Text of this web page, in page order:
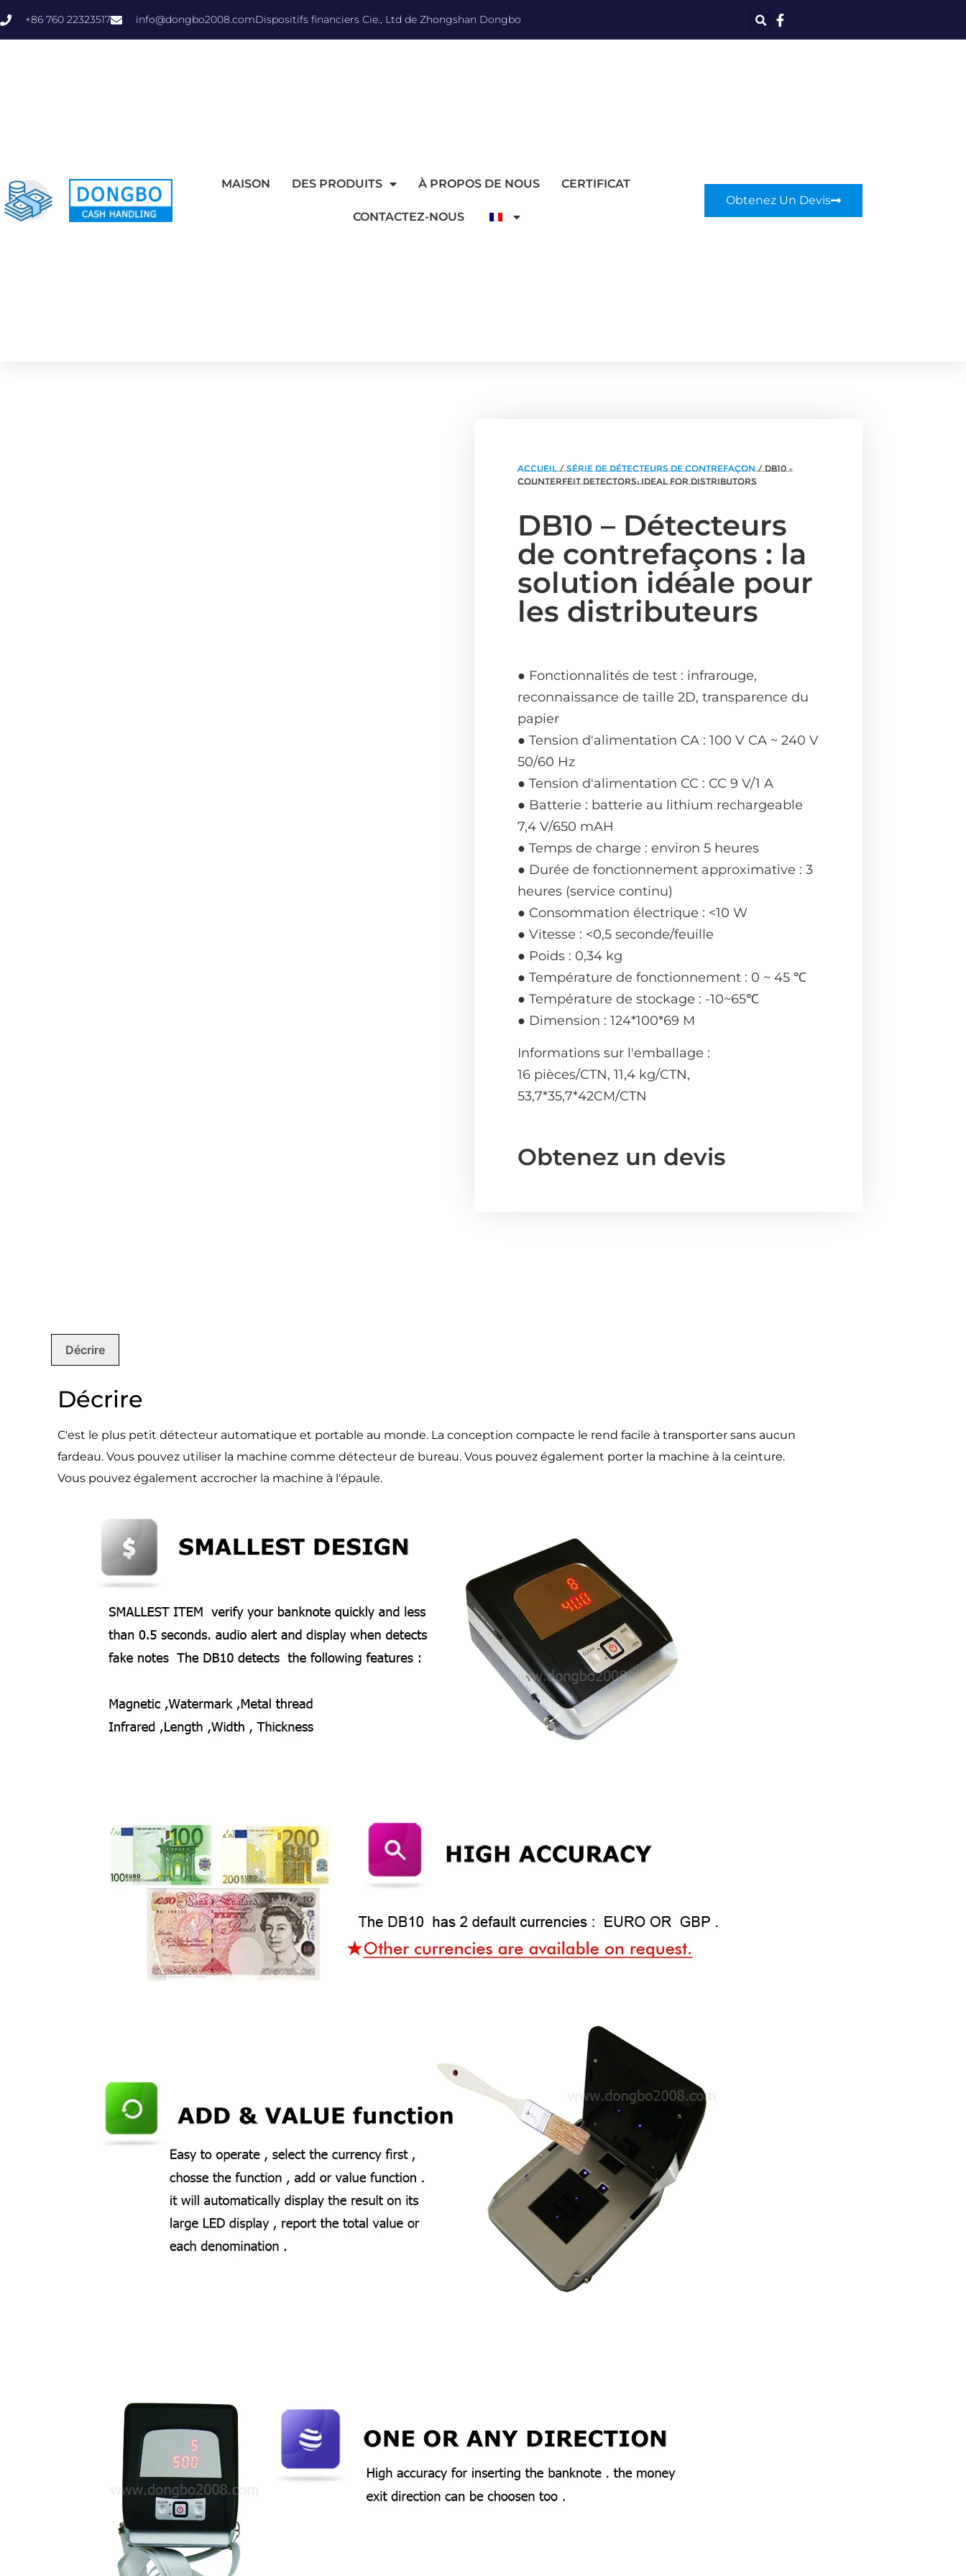
+86 760 22323517 info@dongbo2008.comDispositifs financiers Cie., Ltd de Zhongshan Dongbo
MAISON DES PRODUITS À PROPOS DE NOUS CERTIFICAT
CONTACTEZ-NOUS
Obtenez Un Devis
Accueil/Série de détecteurs de contrefaçon/ DB10 –
Counterfeit Detectors: Ideal for Distributors
DB10 – Détecteurs
de contrefaçons : la
solution idéale pour
les distributeurs
● Fonctionnalités de test : infrarouge,
reconnaissance de taille 2D, transparence du
papier
● Tension d'alimentation CA : 100 V CA ~ 240 V
50/60 Hz
● Tension d'alimentation CC : CC 9 V/1 A
● Batterie : batterie au lithium rechargeable
7,4 V/650 mAH
● Temps de charge : environ 5 heures
● Durée de fonctionnement approximative : 3
heures (service continu)
● Consommation électrique : <10 W
● Vitesse : <0,5 seconde/feuille
● Poids : 0,34 kg
● Température de fonctionnement : 0 ~ 45 ℃
● Température de stockage : -10~65℃
● Dimension : 124*100*69 M
Informations sur l'emballage :
16 pièces/CTN, 11,4 kg/CTN,
53,7*35,7*42CM/CTN
Obtenez un devis
Décrire
Décrire
C'est le plus petit détecteur automatique et portable au monde. La conception compacte le rend facile à transporter sans aucun
fardeau. Vous pouvez utiliser la machine comme détecteur de bureau. Vous pouvez également porter la machine à la ceinture.
Vous pouvez également accrocher la machine à l'épaule.